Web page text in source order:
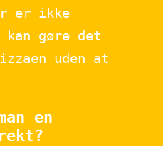
er ikke
kan gøre det
uden at
en